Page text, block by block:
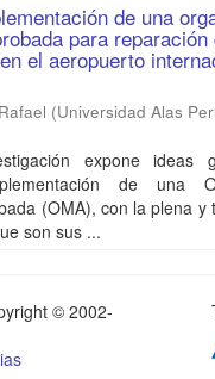
de una
para
el aeropuerto
(Universidad Alas
expone ideas
de una
(OMA), con la plena y
son sus ...
© 2002-